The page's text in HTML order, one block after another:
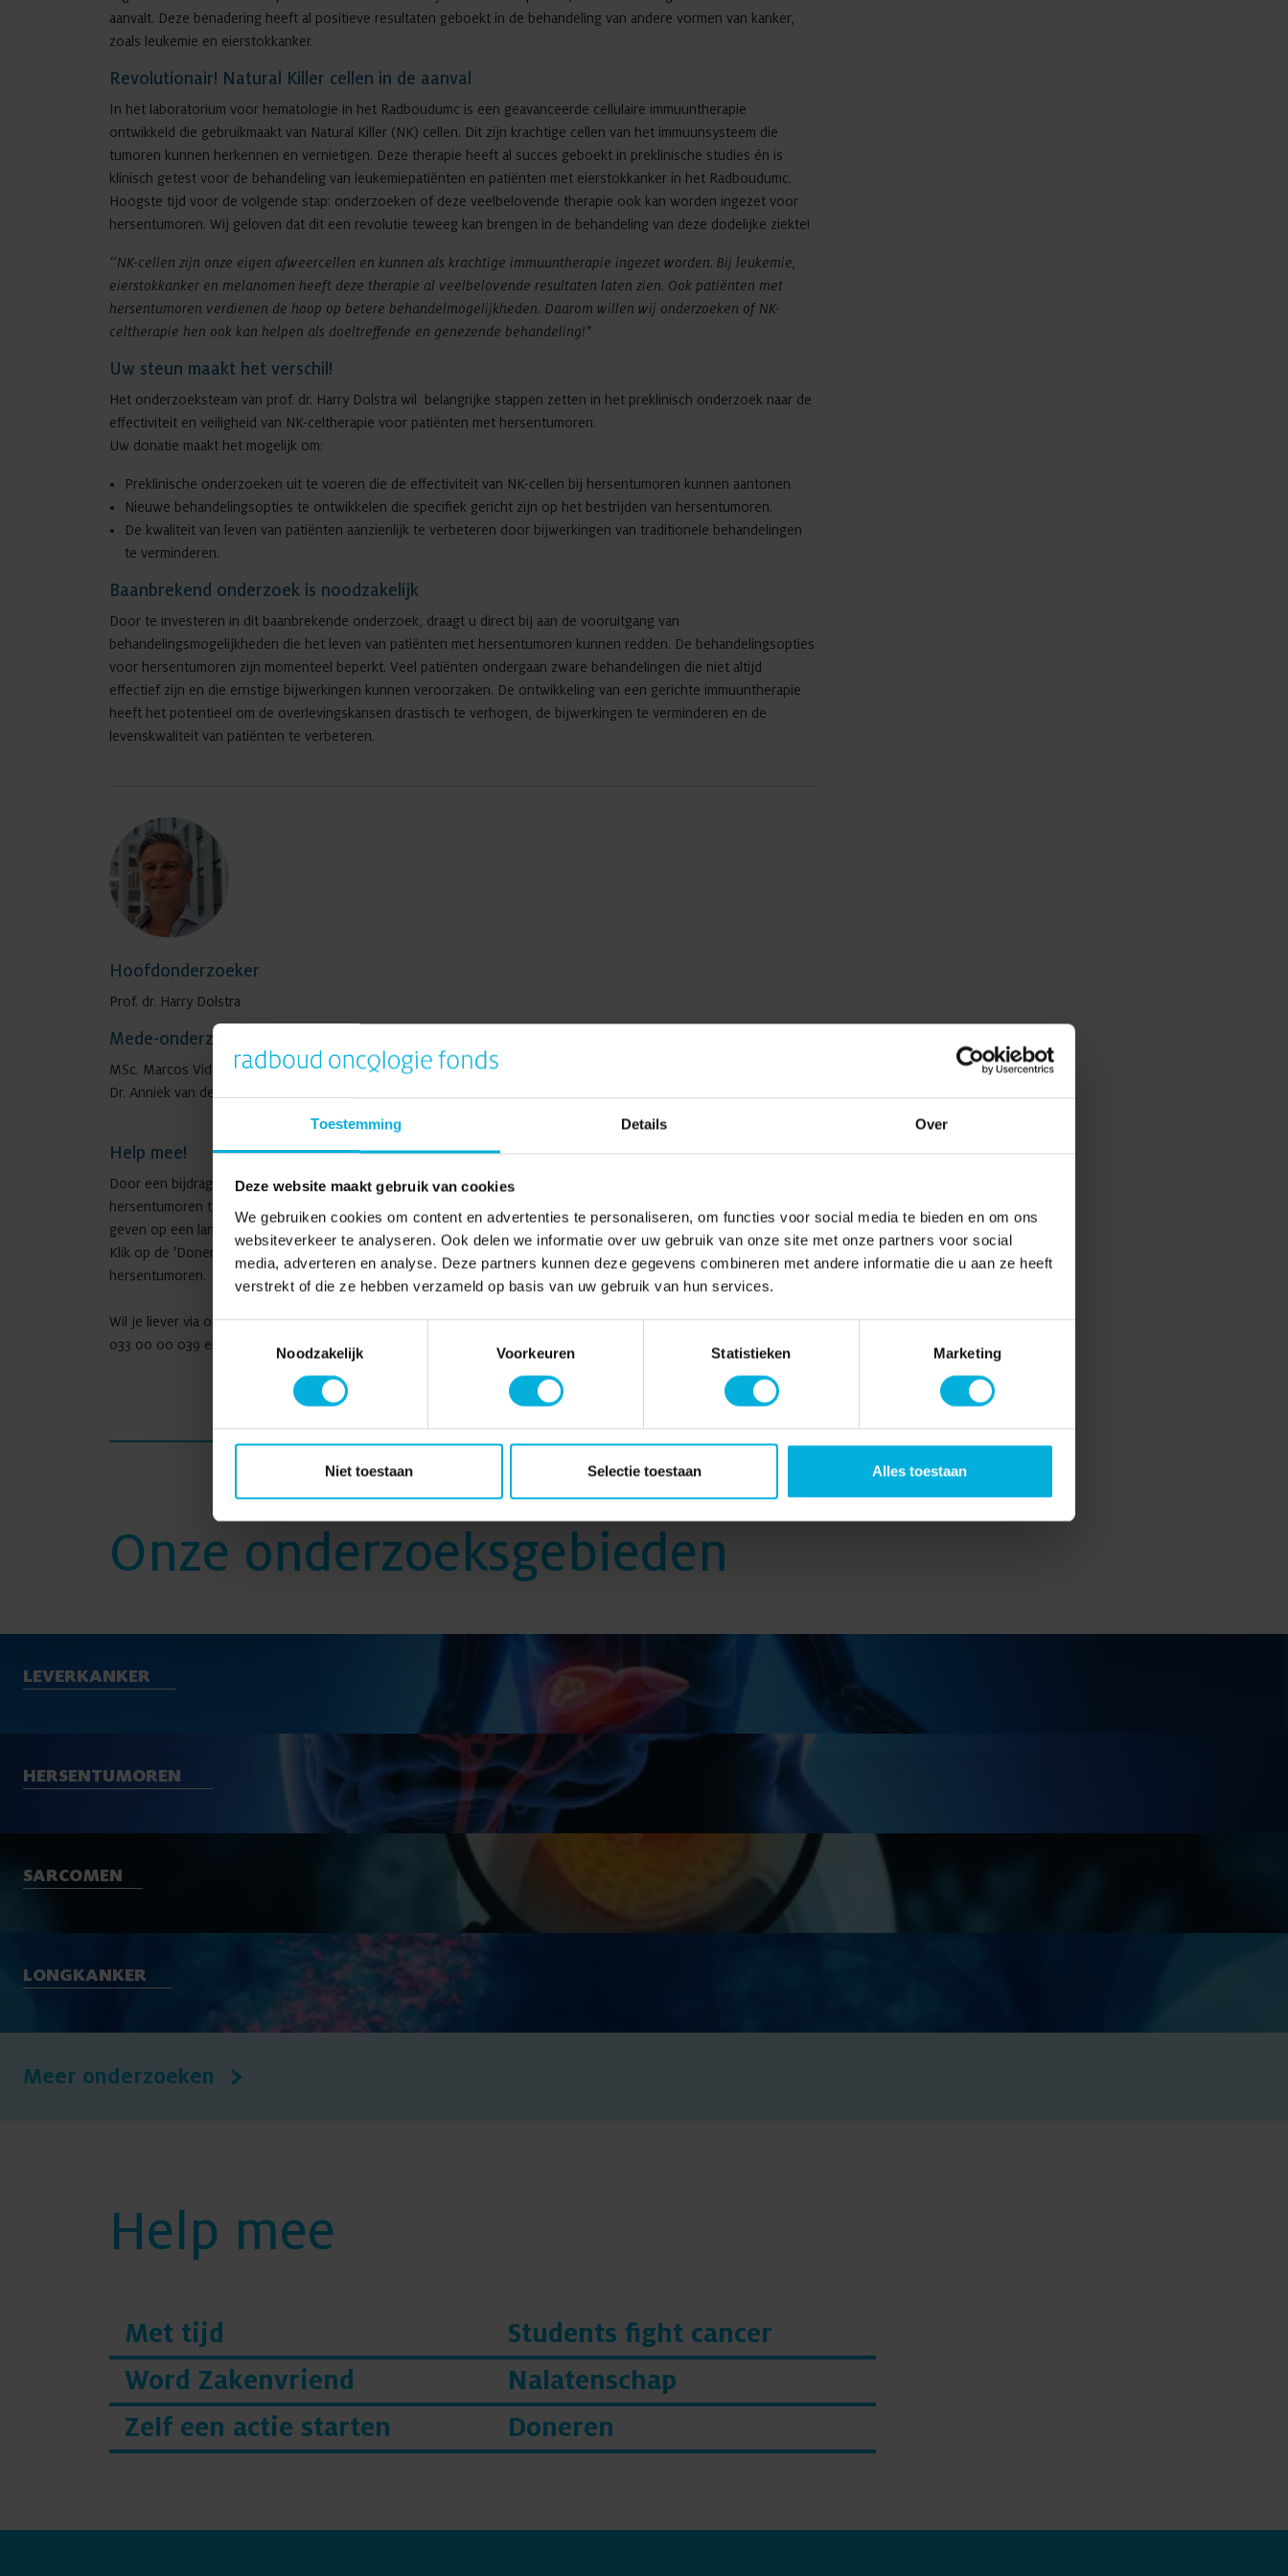
Toestemming Details Over
Deze website maakt gebruik van cookies
We gebruiken cookies om content en advertenties te personaliseren, om functies voor social media te bieden en om ons
websiteverkeer te analyseren. Ook delen we informatie over uw gebruik van onze site met onze partners voor social
media, adverteren en analyse. Deze partners kunnen deze gegevens combineren met andere informatie die u aan ze heeft
verstrekt of die ze hebben verzameld op basis van uw gebruik van hun services.
Noodzakelijk
Voorkeuren Statistieken Marketing
Niet toestaan Selectie toestaan Alles toestaan
aanvalt. Deze benadering heeft al positieve resultaten geboekt in de behandeling van andere vormen van kanker,
zoals leukemie en eierstokkanker.
Revolutionair! Natural Killer cellen in de aanval
In het laboratorium voor hematologie in het Radboudumc is een geavanceerde cellulaire immuuntherapie
ontwikkeld die gebruikmaakt van Natural Killer (NK) cellen. Dit zijn krachtige cellen van het immuunsysteem die
tumoren kunnen herkennen en vernietigen. Deze therapie heeft al succes geboekt in preklinische studies én is
klinisch getest voor de behandeling van leukemiepatiënten en patiënten met eierstokkanker in het Radboudumc.
Hoogste tijd voor de volgende stap: onderzoeken of deze veelbelovende therapie ook kan worden ingezet voor
hersentumoren. Wij geloven dat dit een revolutie teweeg kan brengen in de behandeling van deze dodelijke ziekte!
‘’NK-cellen zijn onze eigen afweercellen en kunnen als krachtige immuuntherapie ingezet worden. Bij leukemie,
eierstokkanker en melanomen heeft deze therapie al veelbelovende resultaten laten zien. Ook patiënten met
hersentumoren verdienen de hoop op betere behandelmogelijkheden. Daarom willen wij onderzoeken of NK-
celtherapie hen ook kan helpen als doeltreffende en genezende behandeling!"
Uw steun maakt het verschil!
Het onderzoeksteam van prof. dr. Harry Dolstra wil belangrijke stappen zetten in het preklinisch onderzoek naar de
effectiviteit en veiligheid van NK-celtherapie voor patiënten met hersentumoren.
Uw donatie maakt het mogelijk om:
Preklinische onderzoeken uit te voeren die de effectiviteit van NK-cellen bij hersentumoren kunnen aantonen.
Nieuwe behandelingsopties te ontwikkelen die specifiek gericht zijn op het bestrijden van hersentumoren.
De kwaliteit van leven van patiënten aanzienlijk te verbeteren door bijwerkingen van traditionele behandelingen
te verminderen.
Baanbrekend onderzoek is noodzakelijk
Door te investeren in dit baanbrekende onderzoek, draagt u direct bij aan de vooruitgang van
behandelingsmogelijkheden die het leven van patiënten met hersentumoren kunnen redden. De behandelingsopties
voor hersentumoren zijn momenteel beperkt. Veel patiënten ondergaan zware behandelingen die niet altijd
effectief zijn en die ernstige bijwerkingen kunnen veroorzaken. De ontwikkeling van een gerichte immuuntherapie
heeft het potentieel om de overlevingskansen drastisch te verhogen, de bijwerkingen te verminderen en de
levenskwaliteit van patiënten te verbeteren.
Hoofdonderzoeker
Prof. dr. Harry Dolstra
Mede-onderzoekers:
MSc. Marcos Vidal Manrique
Dr. Anniek van der Waart
Help mee!
Door een bijdrage te leveren aan dit onderzoek, help jij ons om een stap dichterbij een oplossing voor
hersentumoren te komen. Samen kunnen we het lot van patiënten met hersenkanker veranderen en hen een kans
geven op een langer en gezonder leven.
Klik op de 'Doneren'-knop om te doneren of kom in actie voor het onderzoek naar de immunotherapie bij
hersentumoren.
Wil je liever via ons rekeningnummer een donatie doen? Ook dat is mogelijk. Gebruik ons IBAN-nummer NL34RABO
033 00 00 039 en vermeld de projectcode ROF2420 in de omschrijving van uw donatie.
Onze onderzoeksgebieden
LEVERKANKER
HERSENTUMOREN
SARCOMEN
LONGKANKER
Meer onderzoeken
Help mee
Met tijd
Students fight cancer
Word Zakenvriend
Nalatenschap
Zelf een actie starten
Doneren